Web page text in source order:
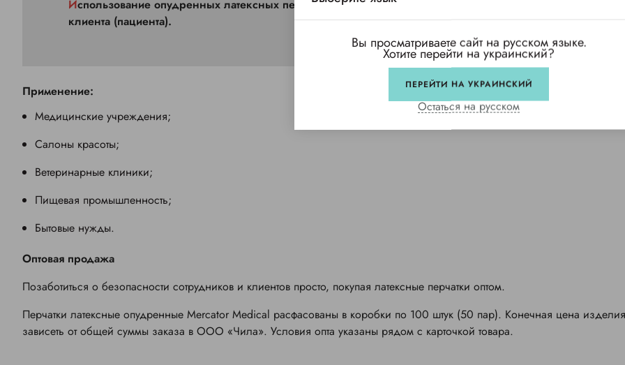
Использование опудренных латексных перчаток защитит от взаимного заражения и их носителя и
клиента (пациента).
Применение:
Медицинские учреждения;
Салоны красоты;
Ветеринарные клиники;
Пищевая промышленность;
Бытовые нужды.
Оптовая продажа
Позаботиться о безопасности сотрудников и клиентов просто, покупая латексные перчатки оптом.
Перчатки латексные опудренные Mercator Medical расфасованы в коробки по 100 штук (50 пар). Конечная цена
зависеть от общей суммы заказа в ООО «Чила». Условия опта указаны рядом с карточкой товара.
Вы просматриваете сайт на русском языке.
Хотите перейти на украинский?
ПЕРЕЙТИ НА УКРАИНСКИЙ
Остаться на русском